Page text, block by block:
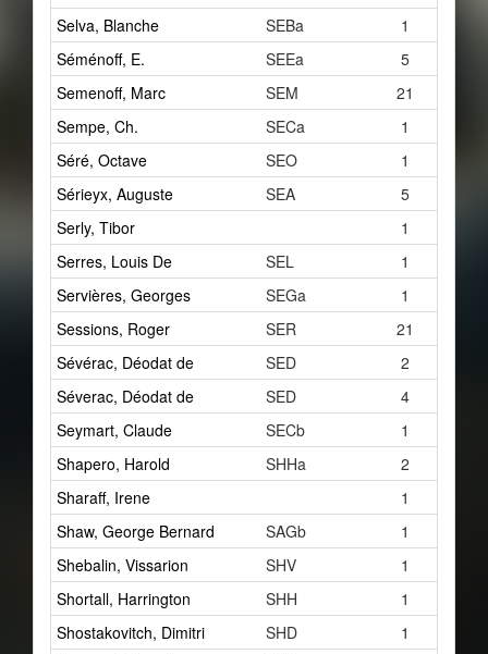
Selva, Blanche
SEBa
1
Séménoff, E.
SEEa
5
Semenoff, Marc
SEM
21
Sempe, Ch.
SECa
1
Séré, Octave
SEO
1
Sérieyx, Auguste
SEA
5
Serly, Tibor
1
Serres, Louis De
SEL
1
Servières, Georges
SEGa
1
Sessions, Roger
SER
21
Sévérac, Déodat de
SED
2
Séverac, Déodat de
SED
4
Seymart, Claude
SECb
1
Shapero, Harold
SHHa
2
Sharaff, Irene
1
Shaw, George Bernard
SAGb
1
Shebalin, Vissarion
SHV
1
Shortall, Harrington
SHH
1
Shostakovitch, Dimitri
SHD
1